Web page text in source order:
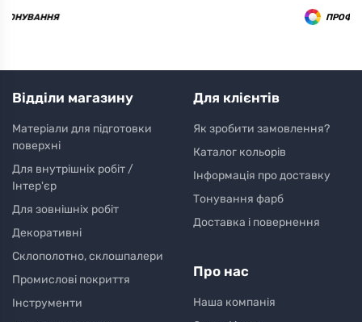
Відділи магазину
Матеріали для підготовки
поверхні
Для внутрішніх робіт /
Інтер'єр
Для зовнішніх робіт
Декоративні
Склополотно, склошпалери
Промислові покриття
Інструменти
Для клієнтів
Як зробити замовлення?
Каталог кольорів
Інформація про доставку
Тонування фарб
Доставка і повернення
Про нас
Наша компанія